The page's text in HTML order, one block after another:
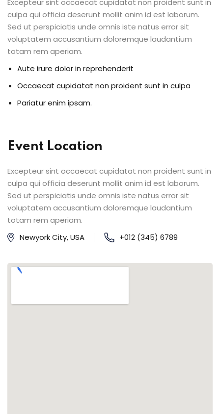
Excepteur sint occaecat cupidatat non proident sunt in
culpa qui officia deserunt mollit anim id est laborum.
Sed ut perspiciatis unde omnis iste natus error sit
voluptatem accusantium doloremque laudantium
totam rem aperiam.
Aute irure dolor in reprehenderit
Occaecat cupidatat non proident sunt in culpa
Pariatur enim ipsam.
Event Location
Excepteur sint occaecat cupidatat non proident sunt in
culpa qui officia deserunt mollit anim id est laborum.
Sed ut perspiciatis unde omnis iste natus error sit
voluptatem accusantium doloremque laudantium
totam rem aperiam.
Newyork City, USA
+012 (345) 6789